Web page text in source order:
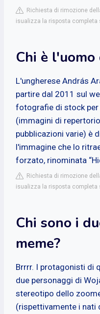
Richiesta di rimozione
isualizza la risposta completa
Chi è l'uomo
L'ungherese András
partire dal 2011 sul
fotografie di stock
(immagini di
pubblicazioni varie) è
l'immagine che lo
forzato, rinominata
Richiesta di rimozione
isualizza la risposta completa
Chi sono i
meme?
Brrrr. I protagonisti di
due personaggi di
stereotipo dello
(rispettivamente i nati